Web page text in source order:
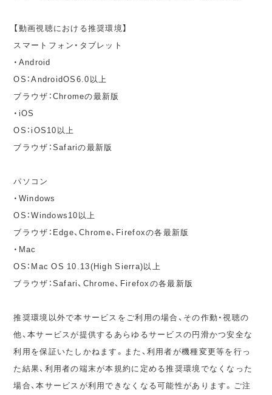
【動画視聴における推奨環境】
スマートフォン・タブレット
・Android
OS：AndroidOS6.0以上
ブラウザ：Chromeの最新版
・iOS
OS：iOS10以上
ブラウザ：Safariの最新版
パソコン
・Windows
OS：Windows10以上
ブラウザ：Edge、Chrome、Firefoxの各最新版
・Mac
OS：Mac OS 10.13(High Sierra)以上
ブラウザ：Safari、Chrome、Firefoxの各最新版
推奨環境以外で本サービスをご利用の場合、その作動・視聴の
他、本サービスが提供するあらゆるサービスの円滑かつ安全な
利用を保証いたしかねます。また、利用者が機種変更等を行っ
た結果、利用者の端末が本規約に定める推奨環境でなくなった
場合、本サービスが利用できなくなる可能性があります。ご注